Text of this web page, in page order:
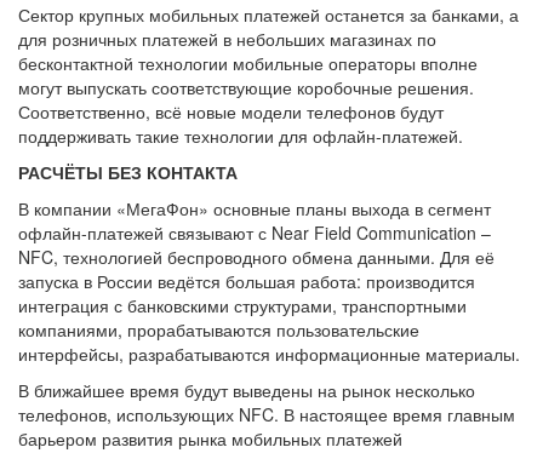
Сектор крупных мобильных платежей останется за банками, а
для розничных платежей в небольших магазинах по
бесконтактной технологии мобильные операторы вполне
могут выпускать соответствующие коробочные решения.
Соответственно, всё новые модели телефонов будут
поддерживать такие технологии для офлайн-платежей.
РАСЧЁТЫ БЕЗ КОНТАКТА
В компании «МегаФон» основные планы выхода в сегмент
офлайн-платежей связывают с Near Field Communication –
NFC, технологией беспроводного обмена данными. Для её
запуска в России ведётся большая работа: производится
интеграция с банковскими структурами, транспортными
компаниями, прорабатываются пользовательские
интерфейсы, разрабатываются информационные материалы.
В ближайшее время будут выведены на рынок несколько
телефонов, использующих NFC. В настоящее время главным
барьером развития рынка мобильных платежей